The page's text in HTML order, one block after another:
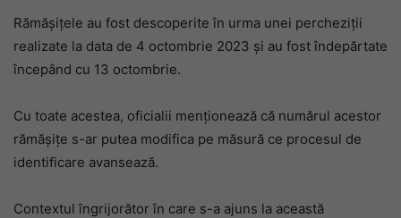
Rămășițele au fost descoperite în urma unei percheziții
realizate la data de 4 octombrie 2023 și au fost îndepărtate
începând cu 13 octombrie.
Cu toate acestea, oficialii menționează că numărul acestor
rămășițe s-ar putea modifica pe măsură ce procesul de
identificare avansează.
Contextul îngrijorător în care s-a ajuns la această